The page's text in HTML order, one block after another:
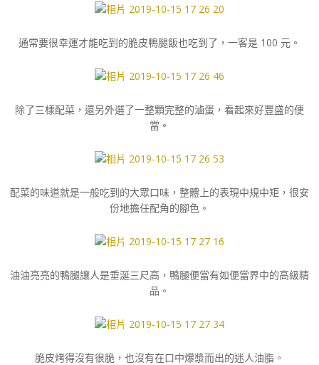
通常要很幸運才能吃到的脆皮鴨腿飯也吃到了，一客是 100 元。
除了三樣配菜，還另外選了一整顆完整的滷蛋，看起來好豐盛的便
當。
配菜的味道就是一般吃到的大眾口味，整體上的表現中規中矩，很安
份地擔任配角的腳色。
油油亮亮的鴨腿讓人是垂涎三尺高，鴨腿便當有如便當界中的高級精
品。
脆皮烤得沒有很脆，也沒有在口中爆漿而出的迷人油脂。